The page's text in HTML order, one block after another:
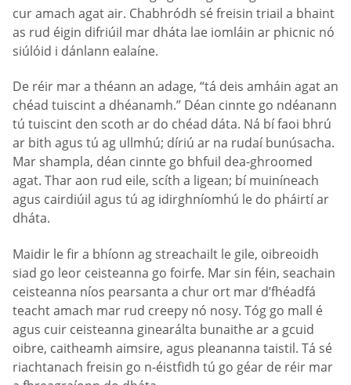
cur amach agat air. Chabhródh sé freisin triail a bhaint
as rud éigin difriúil mar dháta lae iomláin ar phicnic nó
siúlóid i dánlann ealaíne.
De réir mar a théann an adage, “tá deis amháin agat an
chéad tuiscint a dhéanamh.” Déan cinnte go ndéanann
tú tuiscint den scoth ar do chéad dáta. Ná bí faoi bhrú
ar bith agus tú ag ullmhú; díriú ar na rudaí bunúsacha.
Mar shampla, déan cinnte go bhfuil dea-ghroomed
agat. Thar aon rud eile, scíth a ligean; bí muiníneach
agus cairdiúil agus tú ag idirghníomhú le do pháirtí ar
dháta.
Maidir le fir a bhíonn ag streachailt le gile, oibreoidh
siad go leor ceisteanna go foirfe. Mar sin féin, seachain
ceisteanna níos pearsanta a chur ort mar d’fhéadfá
teacht amach mar rud creepy nó nosy. Tóg go mall é
agus cuir ceisteanna ginearálta bunaithe ar a gcuid
oibre, caitheamh aimsire, agus pleananna taistil. Tá sé
riachtanach freisin go n-éistfidh tú go géar de réir mar